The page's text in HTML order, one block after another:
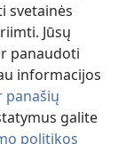
svetainės
Jūsų
panaudoti
informacijos
panašių
galite
politikos
of Pennsylvania.